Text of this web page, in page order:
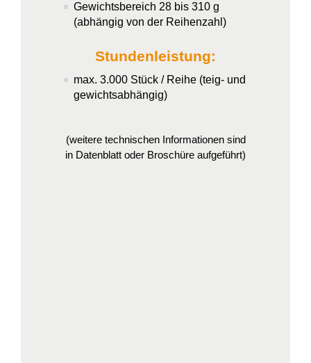
Gewichtsbereich 28 bis 310 g
(abhängig von der Reihenzahl)
Stundenleistung:
max. 3.000 Stück / Reihe (teig- und
gewichtsabhängig)
(weitere technischen Informationen sind
in Datenblatt oder Broschüre aufgeführt)